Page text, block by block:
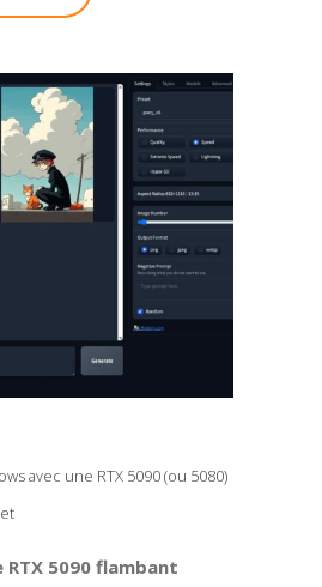
avec une RTX 5090 (ou 5080)
RTX 5090 flambant